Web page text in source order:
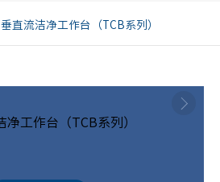
垂直流洁净工作台（TCB系列）